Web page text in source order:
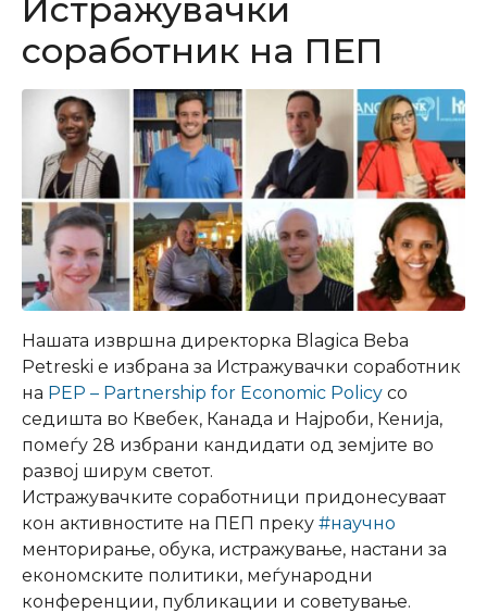
Истражувачки
соработник на ПЕП
Нашата извршна директорка Blagica Beba
Petreski е избрана за Истражувачки соработник
на PEP – Partnership for Economic Policy со
седишта во Квебек, Канада и Најроби, Кенија,
помеѓу 28 избрани кандидати од земјите во
развој ширум светот.
Истражувачките соработници придонесуваат
кон активностите на ПЕП преку #научно
менторирање, обука, истражување, настани за
економските политики, меѓународни
конференции, публикации и советување.